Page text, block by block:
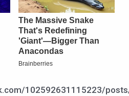
102592631115223/